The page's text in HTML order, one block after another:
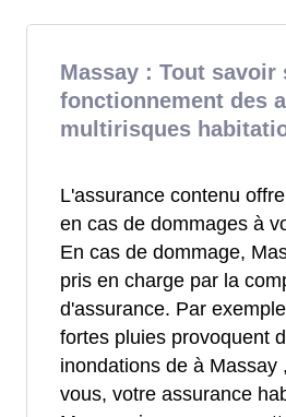
Massay : Tout savoir
fonctionnement des
multirisques
L'assurance contenu
en cas de dommages à
En cas de dommage,
pris en charge par la
d'assurance. Par
fortes pluies provoquent
inondations de à Massay
vous, votre assurance